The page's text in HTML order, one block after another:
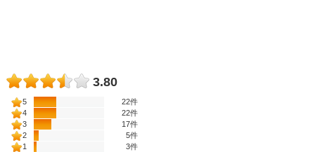
3.80
5
22件
4
22件
3
17件
2
5件
1
3件